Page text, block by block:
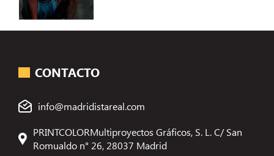
CONTACTO
info@madridistareal.com
PRINTCOLORMultiproyectos Gráficos, S. L. C/ San
Romualdo n° 26, 28037 Madrid